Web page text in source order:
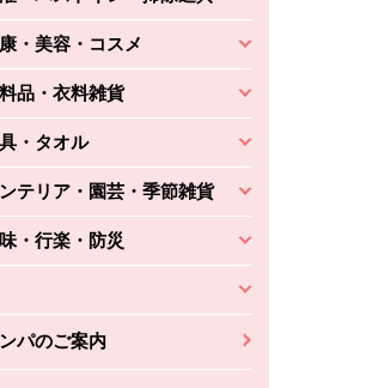
・美容・コスメ
品・衣料雑貨
・タオル
テリア・園芸・季節雑貨
・行楽・防災
パのご案内